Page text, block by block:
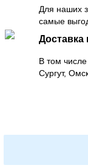
Для наших
самые
Доставка
В том
Сургут,